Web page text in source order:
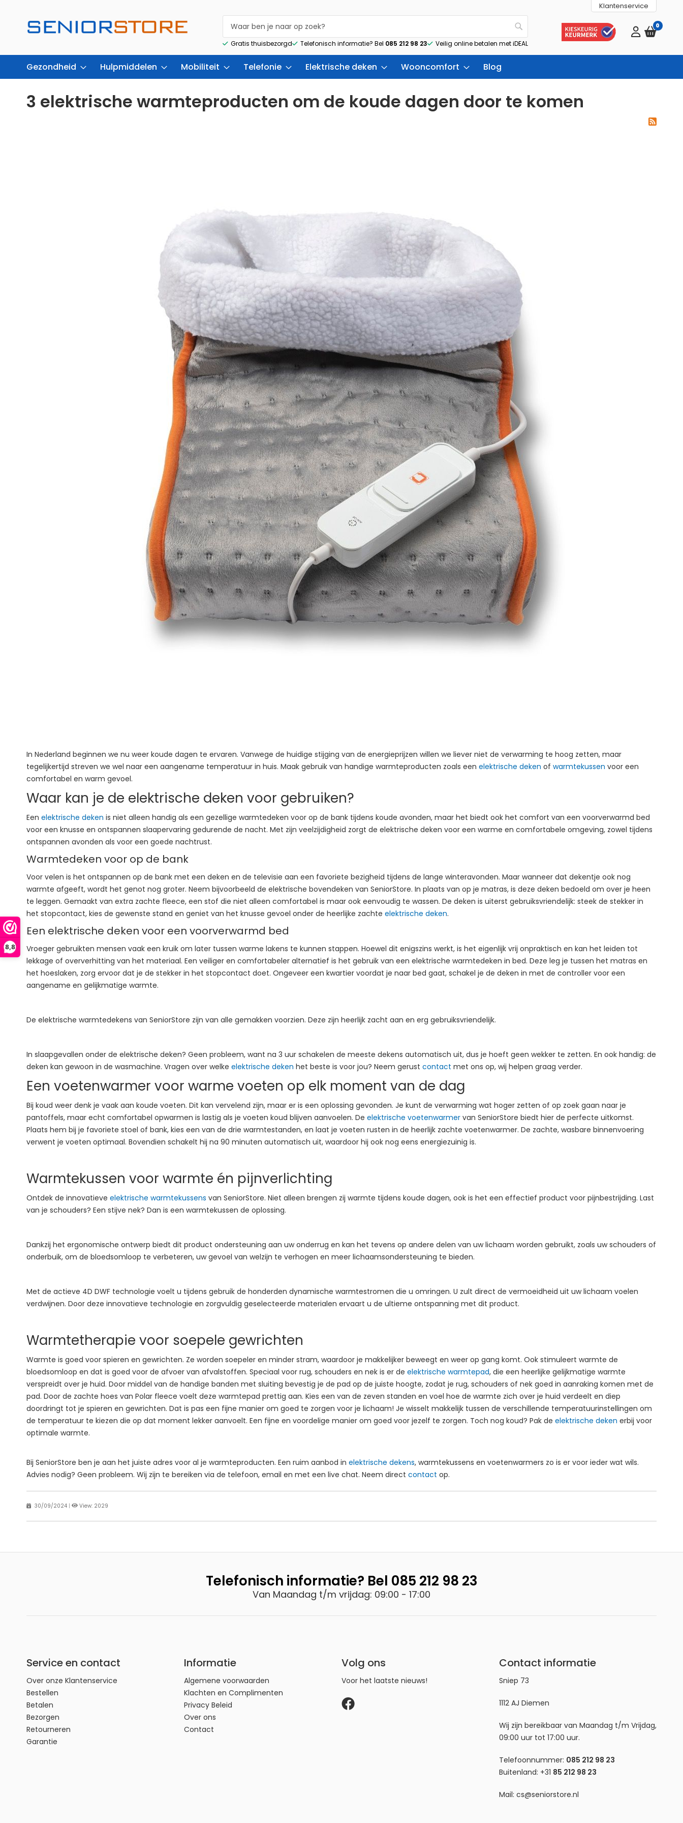
8,8
Zoek
Gratis thuisbezorgd Telefonisch informatie? Bel 085 212 98 23 Veilig online betalen met iDEAL
0
Klantenservice
Gezondheid Hulpmiddelen Mobiliteit Telefonie Elektrische deken Wooncomfort Blog
3 elektrische warmteproducten om de koude dagen door te komen
In Nederland beginnen we nu weer koude dagen te ervaren. Vanwege de huidige stijging van de energieprijzen willen we liever niet de verwarming te hoog zetten, maar
tegelijkertijd streven we wel naar een aangename temperatuur in huis. Maak gebruik van handige warmteproducten zoals een elektrische deken of warmtekussen voor een
comfortabel en warm gevoel.
Waar kan je de elektrische deken voor gebruiken?
Een elektrische deken is niet alleen handig als een gezellige warmtedeken voor op de bank tijdens koude avonden, maar het biedt ook het comfort van een voorverwarmd bed
voor een knusse en ontspannen slaapervaring gedurende de nacht. Met zijn veelzijdigheid zorgt de elektrische deken voor een warme en comfortabele omgeving, zowel tijdens
ontspannen avonden als voor een goede nachtrust.
Warmtedeken voor op de bank
Voor velen is het ontspannen op de bank met een deken en de televisie aan een favoriete bezigheid tijdens de lange winteravonden. Maar wanneer dat dekentje ook nog
warmte afgeeft, wordt het genot nog groter. Neem bijvoorbeeld de elektrische bovendeken van SeniorStore. In plaats van op je matras, is deze deken bedoeld om over je heen
te leggen. Gemaakt van extra zachte fleece, een stof die niet alleen comfortabel is maar ook eenvoudig te wassen. De deken is uiterst gebruiksvriendelijk: steek de stekker in
het stopcontact, kies de gewenste stand en geniet van het knusse gevoel onder de heerlijke zachte elektrische deken.
Een elektrische deken voor een voorverwarmd bed
Vroeger gebruikten mensen vaak een kruik om later tussen warme lakens te kunnen stappen. Hoewel dit enigszins werkt, is het eigenlijk vrij onpraktisch en kan het leiden tot
lekkage of oververhitting van het materiaal. Een veiliger en comfortabeler alternatief is het gebruik van een elektrische warmtedeken in bed. Deze leg je tussen het matras en
het hoeslaken, zorg ervoor dat je de stekker in het stopcontact doet. Ongeveer een kwartier voordat je naar bed gaat, schakel je de deken in met de controller voor een
aangename en gelijkmatige warmte.
De elektrische warmtedekens van SeniorStore zijn van alle gemakken voorzien. Deze zijn heerlijk zacht aan en erg gebruiksvriendelijk.
In slaapgevallen onder de elektrische deken? Geen probleem, want na 3 uur schakelen de meeste dekens automatisch uit, dus je hoeft geen wekker te zetten. En ook handig: de
deken kan gewoon in de wasmachine. Vragen over welke elektrische deken het beste is voor jou? Neem gerust contact met ons op, wij helpen graag verder.
Een voetenwarmer voor warme voeten op elk moment van de dag
Bij koud weer denk je vaak aan koude voeten. Dit kan vervelend zijn, maar er is een oplossing gevonden. Je kunt de verwarming wat hoger zetten of op zoek gaan naar je
pantoffels, maar echt comfortabel opwarmen is lastig als je voeten koud blijven aanvoelen. De elektrische voetenwarmer van SeniorStore biedt hier de perfecte uitkomst.
Plaats hem bij je favoriete stoel of bank, kies een van de drie warmtestanden, en laat je voeten rusten in de heerlijk zachte voetenwarmer. De zachte, wasbare binnenvoering
verwent je voeten optimaal. Bovendien schakelt hij na 90 minuten automatisch uit, waardoor hij ook nog eens energiezuinig is.
Warmtekussen voor warmte én pijnverlichting
Ontdek de innovatieve elektrische warmtekussens van SeniorStore. Niet alleen brengen zij warmte tijdens koude dagen, ook is het een effectief product voor pijnbestrijding. Last
van je schouders? Een stijve nek? Dan is een warmtekussen de oplossing.
Dankzij het ergonomische ontwerp biedt dit product ondersteuning aan uw onderrug en kan het tevens op andere delen van uw lichaam worden gebruikt, zoals uw schouders of
onderbuik, om de bloedsomloop te verbeteren, uw gevoel van welzijn te verhogen en meer lichaamsondersteuning te bieden.
Met de actieve 4D DWF technologie voelt u tijdens gebruik de honderden dynamische warmtestromen die u omringen. U zult direct de vermoeidheid uit uw lichaam voelen
verdwijnen. Door deze innovatieve technologie en zorgvuldig geselecteerde materialen ervaart u de ultieme ontspanning met dit product.
Warmtetherapie voor soepele gewrichten
Warmte is goed voor spieren en gewrichten. Ze worden soepeler en minder stram, waardoor je makkelijker beweegt en weer op gang komt. Ook stimuleert warmte de
bloedsomloop en dat is goed voor de afvoer van afvalstoffen. Speciaal voor rug, schouders en nek is er de elektrische warmtepad, die een heerlijke gelijkmatige warmte
verspreidt over je huid. Door middel van de handige banden met sluiting bevestig je de pad op de juiste hoogte, zodat je rug, schouders of nek goed in aanraking komen met de
pad. Door de zachte hoes van Polar fleece voelt deze warmtepad prettig aan. Kies een van de zeven standen en voel hoe de warmte zich over je huid verdeelt en diep
doordringt tot je spieren en gewrichten. Dat is pas een fijne manier om goed te zorgen voor je lichaam! Je wisselt makkelijk tussen de verschillende temperatuurinstellingen om
de temperatuur te kiezen die op dat moment lekker aanvoelt. Een fijne en voordelige manier om goed voor jezelf te zorgen. Toch nog koud? Pak de elektrische deken erbij voor
optimale warmte.
Bij SeniorStore ben je aan het juiste adres voor al je warmteproducten. Een ruim aanbod in elektrische dekens, warmtekussens en voetenwarmers zo is er voor ieder wat wils.
Advies nodig? Geen probleem. Wij zijn te bereiken via de telefoon, email en met een live chat. Neem direct contact op.
30/09/2024 | View: 2029
Telefonisch informatie? Bel 085 212 98 23
Van Maandag t/m vrijdag: 09:00 - 17:00
Service en contact
Over onze Klantenservice
Bestellen
Betalen
Bezorgen
Retourneren
Garantie
Informatie
Algemene voorwaarden
Klachten en Complimenten
Privacy Beleid
Over ons
Contact
Volg ons
Voor het laatste nieuws!
Contact informatie
Sniep 73
1112 AJ Diemen
Wij zijn bereikbaar van Maandag t/m Vrijdag,
09:00 uur tot 17:00 uur.
Telefoonnummer: 085 212 98 23
Buitenland: +31 85 212 98 23
Mail: cs@seniorstore.nl